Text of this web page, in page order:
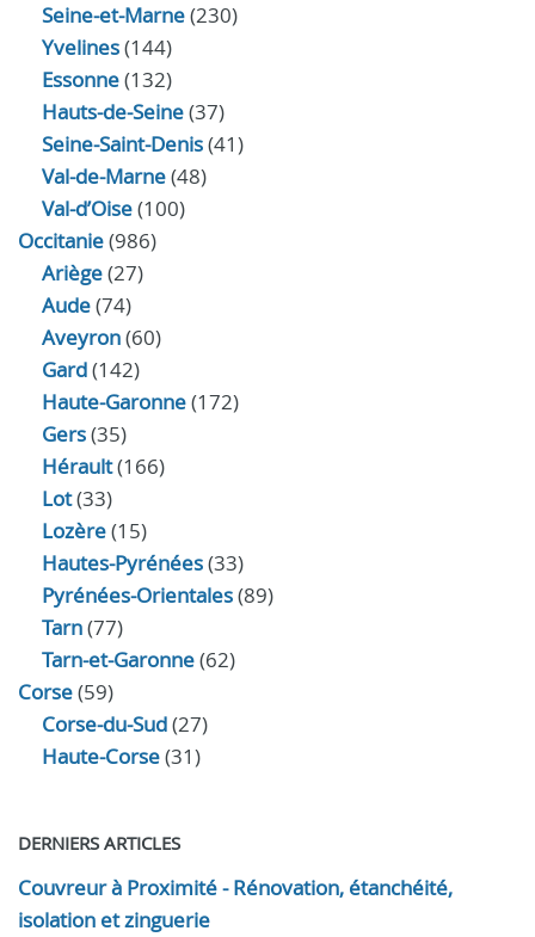
Seine-et-Marne(230)
Yvelines(144)
Essonne(132)
Hauts-de-Seine(37)
Seine-Saint-Denis(41)
Val-de-Marne(48)
Val-d’Oise(100)
Occitanie(986)
Ariège(27)
Aude(74)
Aveyron(60)
Gard(142)
Haute-Garonne(172)
Gers(35)
Hérault(166)
Lot(33)
Lozère(15)
Hautes-Pyrénées(33)
Pyrénées-Orientales(89)
Tarn(77)
Tarn-et-Garonne(62)
Corse(59)
Corse-du-Sud(27)
Haute-Corse(31)
DERNIERS ARTICLES
Couvreur à Proximité - Rénovation, étanchéité,
isolation et zinguerie